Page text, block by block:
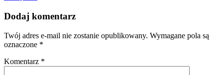
Dodaj komentarz
Twój adres e-mail nie zostanie opublikowany. Wymagane pola są
oznaczone *
Komentarz *